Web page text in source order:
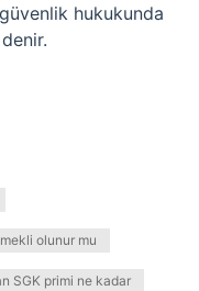
hukukunda
olunur mu
SGK primi ne kadar